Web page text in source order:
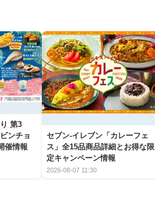
第3
ンチョ
催情報
セブン‐イレブン「カレーフェ
ス」全15品商品詳細とお得な限
定キャンペーン情報
2026-08-07 11:30